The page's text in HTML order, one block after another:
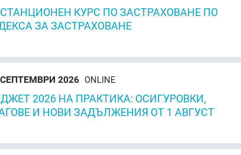
КУРС ПО ЗАСТРАХОВАНЕ ПО
ЗА ЗАСТРАХОВАНЕ
2026 ONLINE
2026 НА ПРАКТИКА: ОСИГУРОВКИ,
И НОВИ ЗАДЪЛЖЕНИЯ ОТ 1 АВГУСТ